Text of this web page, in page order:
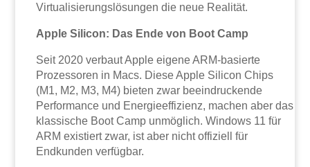
Virtualisierungslösungen die neue Realität.
Apple Silicon: Das Ende von Boot Camp
Seit 2020 verbaut Apple eigene ARM-basierte
Prozessoren in Macs. Diese Apple Silicon Chips
(M1, M2, M3, M4) bieten zwar beeindruckende
Performance und Energieeffizienz, machen aber das
klassische Boot Camp unmöglich. Windows 11 für
ARM existiert zwar, ist aber nicht offiziell für
Endkunden verfügbar.